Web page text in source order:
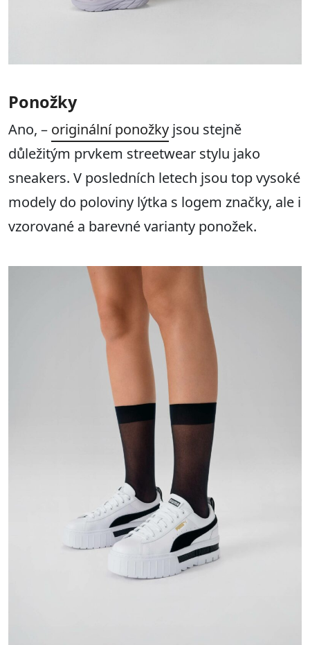
Ponožky
Ano, – originální ponožky jsou stejně
důležitým prvkem streetwear stylu jako
sneakers. V posledních letech jsou top vysoké
modely do poloviny lýtka s logem značky, ale i
vzorované a barevné varianty ponožek.